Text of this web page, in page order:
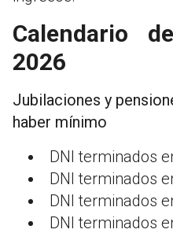
Calendario
2026
Jubilaciones y
haber mínimo
DNI terminados
DNI terminados
DNI terminados
DNI terminados